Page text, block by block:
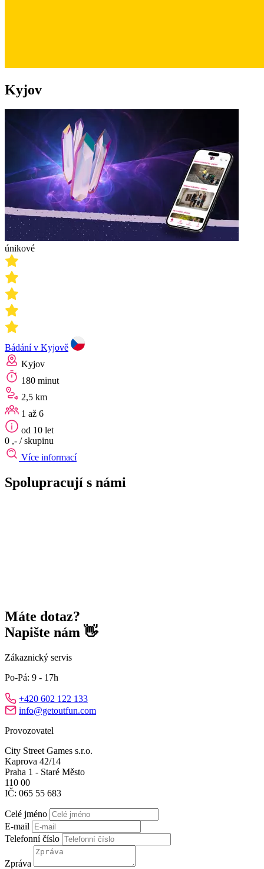
Kyjov
únikové
Bádání v Kyjově
Kyjov
180 minut
2,5 km
1 až 6
od 10 let
0 ,- / skupinu
Více informací
Spolupracují s námi
Máte dotaz?
Napište nám 👋
Zákaznický servis
Po-Pá: 9 - 17h
+420 602 122 133
info@getoutfun.com
Provozovatel
City Street Games s.r.o.
Kaprova 42/14
Praha 1 - Staré Město
110 00
IČ: 065 55 683
Celé jméno
E-mail
Telefonní číslo
Zpráva